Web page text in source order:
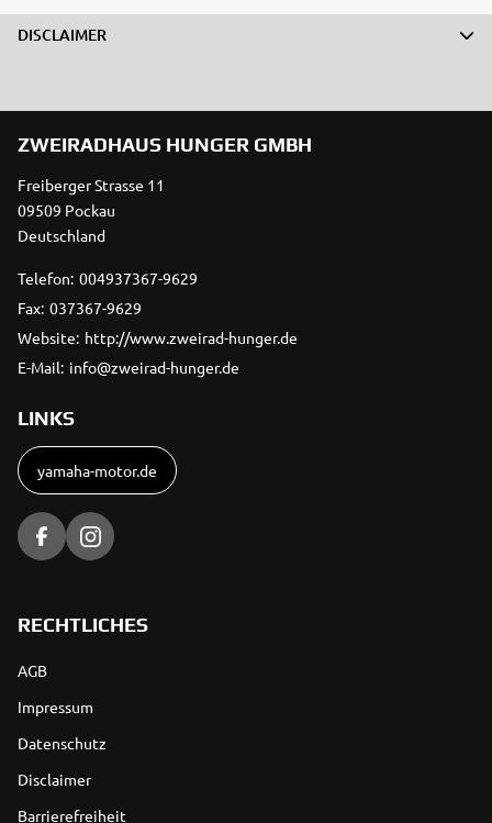
DISCLAIMER
ZWEIRADHAUS HUNGER GMBH
Freiberger Strasse 11
09509 Pockau
Deutschland
Telefon: 004937367-9629
Fax: 037367-9629
Website: http://www.zweirad-hunger.de
E-Mail: info@zweirad-hunger.de
LINKS
yamaha-motor.de
RECHTLICHES
AGB
Impressum
Datenschutz
Disclaimer
Barrierefreiheit